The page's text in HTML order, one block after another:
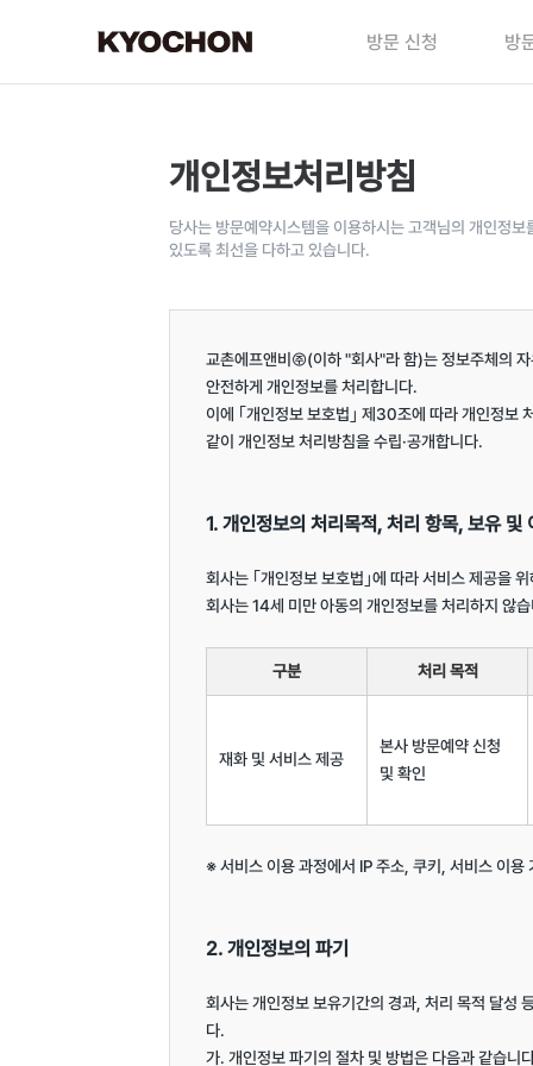
방문 신청 방
개인정보처리방침
당사는 방문예약시스템을 이용하시는 고객님의 개인정
있도록 최선을 다하고 있습니다.
교촌에프앤비㈜(이하 "회사"라 함)는 정보주체의
안전하게 개인정보를 처리합니다.
이에 ｢개인정보 보호법｣ 제30조에 따라 개인정보
같이 개인정보 처리방침을 수립·공개합니다.
1. 개인정보의 처리목적, 처리 항목, 보유 및
회사는 ｢개인정보 보호법｣에 따라 서비스 제공을
회사는 14세 미만 아동의 개인정보를 처리하지 않
구분 처리 목적
재화 및 서비스 제공
본사 방문예약 신청
및 확인
※ 서비스 이용 과정에서 IP 주소, 쿠키, 서비스 이
2. 개인정보의 파기
회사는 개인정보 보유기간의 경과, 처리 목적 달성
다.
가. 개인정보 파기의 절차 및 방법은 다음과 같습니